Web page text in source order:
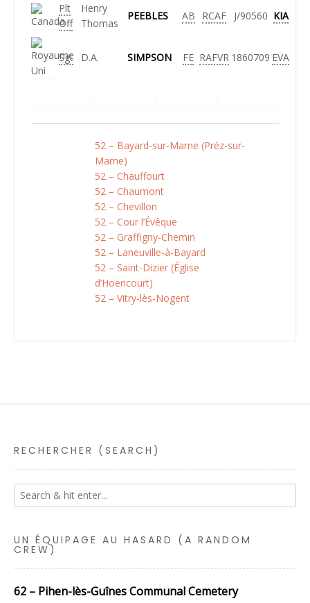
Plt
Off
Henry
Thomas
PEEBLES AB RCAF J/90560 KIA
Sgt D.A. SIMPSON FE RAFVR 1860709 EVA
52 – Bayard-sur-Marne (Préz-sur-
Marne)
52 – Chauffourt
52 – Chaumont
52 – Chevillon
52 – Cour l’Évêque
52 – Graffigny-Chemin
52 – Laneuville-à-Bayard
52 – Saint-Dizier (Église
d’Hoëricourt)
52 – Vitry-lès-Nogent
RECHERCHER (SEARCH)
UN ÉQUIPAGE AU HASARD (A RANDOM
CREW)
62 – Pihen-lès-Guînes Communal Cemetery